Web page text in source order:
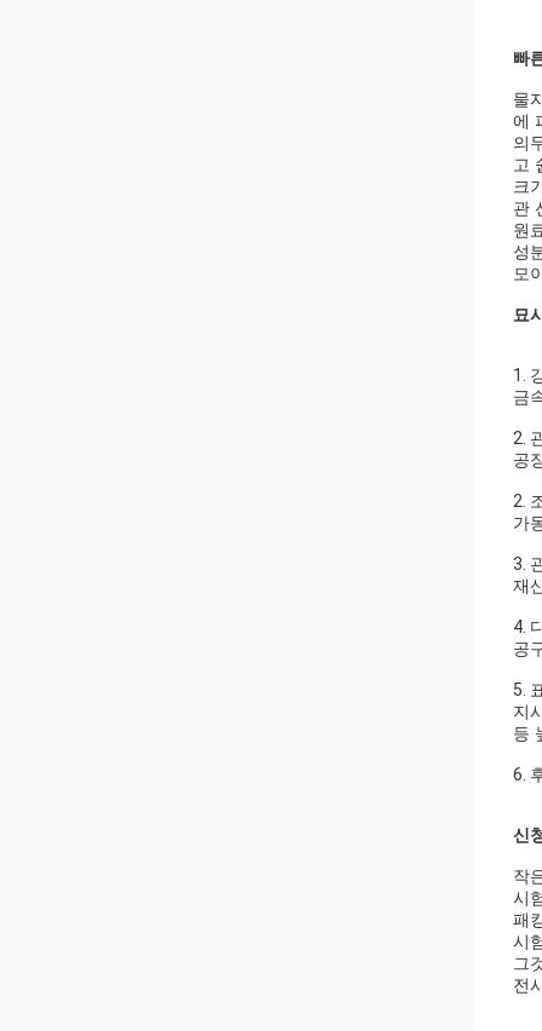
빠
물
에
의
고
크
관
원
성
모
묘
1.
금
2.
공
2.
가
3.
재
4.
공
5.
지
등
6.
신
작
시
패
시
그
전